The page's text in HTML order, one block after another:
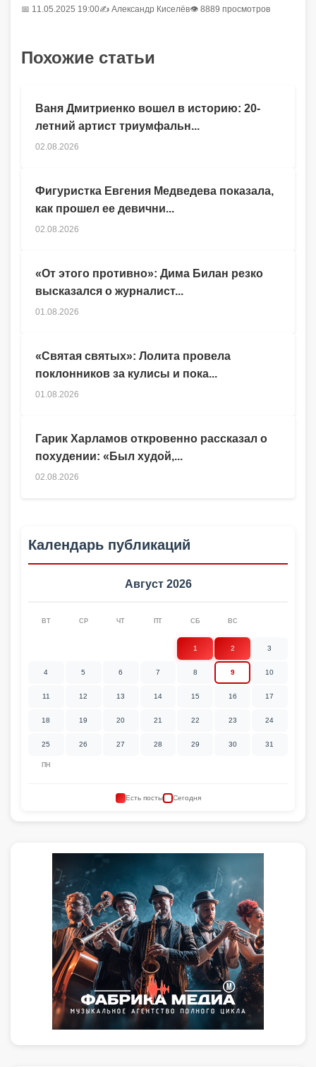
📅 11.05.2025 19:00✍️ Александр Киселёв👁 8889 просмотров
Похожие статьи
Гарик Харламов откровенно рассказал о
похудении: «Был худой,...
02.08.2026
Ваня Дмитриенко вошел в историю: 20-
летний артист триумфальн...
02.08.2026
Фигуристка Евгения Медведева показала,
как прошел ее девични...
02.08.2026
«От этого противно»: Дима Билан резко
высказался о журналист...
01.08.2026
«Святая святых»: Лолита провела
поклонников за кулисы и пока...
01.08.2026
Календарь публикаций
Август 2026
ПН
ВТ СР ЧТ ПТ СБ ВС
1 2 3
4 5 6 7 8 9 10
11 12 13 14 15 16 17
18 19 20 21 22 23 24
25 26 27 28 29 30 31
Есть посты Сегодня